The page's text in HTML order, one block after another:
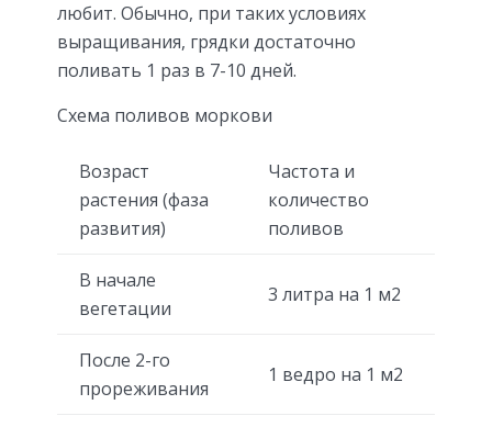
любит. Обычно, при таких условиях
выращивания, грядки достаточно
поливать 1 раз в 7-10 дней.
Схема поливов моркови
Возраст
растения (фаза
развития)
Частота и
количество
поливов
В начале
вегетации
3 литра на 1 м2
После 2-го
прореживания
1 ведро на 1 м2